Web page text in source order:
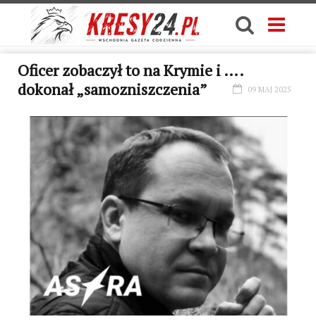
Oficer zobaczył to na Krymie i ….
dokonał „samozniszczenia”
09 MAJ 2025